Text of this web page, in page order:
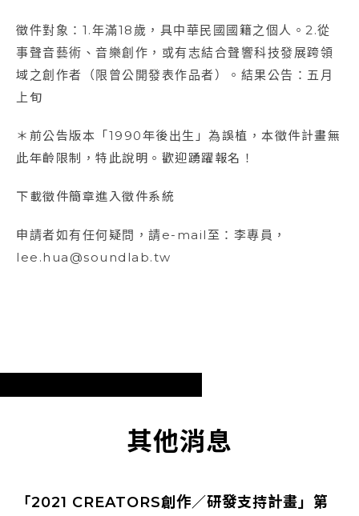
徵件對象：1.年滿18歲，具中華民國國籍之個人。2.從
事聲音藝術、音樂創作，或有志結合聲響科技發展跨領
域之創作者（限曾公開發表作品者）。結果公告：五月
上旬
＊前公告版本「1990年後出生」為誤植，本徵件計畫無
此年齡限制，特此說明。歡迎踴躍報名！
下載徵件簡章進入徵件系統
申請者如有任何疑問，請e-mail至：李專員，
lee.hua@soundlab.tw
其他消息
「2021 CREATORS創作／研發支持計畫」第